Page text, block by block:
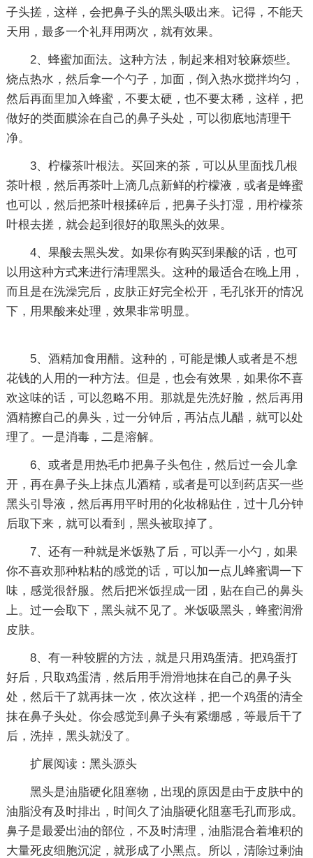
子头搓，这样，会把鼻子头的黑头吸出来。记得，不能天
天用，最多一个礼拜用两次，就有效果。
2、蜂蜜加面法。这种方法，制起来相对较麻烦些。
烧点热水，然后拿一个勺子，加面，倒入热水搅拌均匀，
然后再面里加入蜂蜜，不要太硬，也不要太稀，这样，把
做好的类面膜涂在自己的鼻子头处，可以彻底地清理干
净。
3、柠檬茶叶根法。买回来的茶，可以从里面找几根
茶叶根，然后再茶叶上滴几点新鲜的柠檬液，或者是蜂蜜
也可以，然后把茶叶根揉碎后，把鼻子头打湿，用柠檬茶
叶根去搓，就会起到很好的取黑头的效果。
4、果酸去黑头发。如果你有购买到果酸的话，也可
以用这种方式来进行清理黑头。这种的最适合在晚上用，
而且是在洗澡完后，皮肤正好完全松开，毛孔张开的情况
下，用果酸来处理，效果非常明显。
5、酒精加食用醋。这种的，可能是懒人或者是不想
花钱的人用的一种方法。但是，也会有效果，如果你不喜
欢这味的话，可以忽略不用。那就是先洗好脸，然后再用
酒精擦自己的鼻头，过一分钟后，再沾点儿醋，就可以处
理了。一是消毒，二是溶解。
6、或者是用热毛巾把鼻子头包住，然后过一会儿拿
开，再在鼻子头上抹点儿酒精，或者是可以到药店买一些
黑头引导液，然后再用平时用的化妆棉贴住，过十几分钟
后取下来，就可以看到，黑头被取掉了。
7、还有一种就是米饭熟了后，可以弄一小勺，如果
你不喜欢那种粘粘的感觉的话，可以加一点儿蜂蜜调一下
味，感觉很舒服。然后把米饭捏成一团，贴在自己的鼻头
上。过一会取下，黑头就不见了。米饭吸黑头，蜂蜜润滑
皮肤。
8、有一种较腥的方法，就是只用鸡蛋清。把鸡蛋打
好后，只取鸡蛋清，然后用手滑滑地抹在自己的鼻子头
处，然后干了就再抹一次，依次这样，把一个鸡蛋的清全
抹在鼻子头处。你会感觉到鼻子头有紧绷感，等最后干了
后，洗掉，黑头就没了。
扩展阅读：黑头源头
黑头是油脂硬化阻塞物，出现的原因是由于皮肤中的
油脂没有及时排出，时间久了油脂硬化阻塞毛孔而形成。
鼻子是最爱出油的部位，不及时清理，油脂混合着堆积的
大量死皮细胞沉淀，就形成了小黑点。所以，清除过剩油